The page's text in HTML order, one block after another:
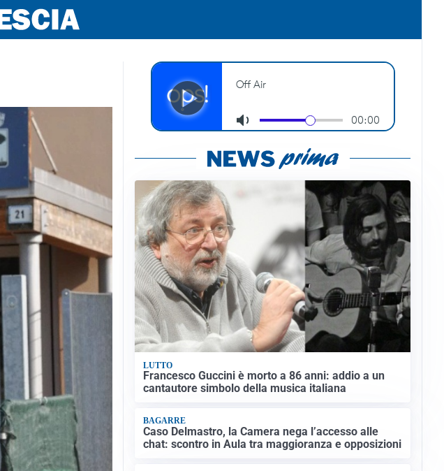
LUTTO
Francesco Guccini è morto a 86 anni: addio a un
cantautore simbolo della musica italiana
BAGARRE
Caso Delmastro, la Camera nega l’accesso alle
chat: scontro in Aula tra maggioranza e opposizioni